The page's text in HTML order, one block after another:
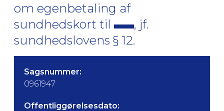
om egenbetaling af
sundhedskort til
, jf.
sundhedslovens § 12.
Sagsnummer:
0961947
Offentliggørelsesdato: